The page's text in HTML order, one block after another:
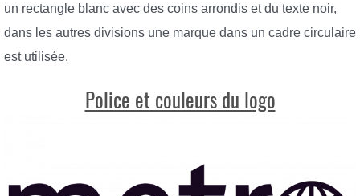
un rectangle blanc avec des coins arrondis et du texte noir,
dans les autres divisions une marque dans un cadre circulaire
est utilisée.
Police et couleurs du logo